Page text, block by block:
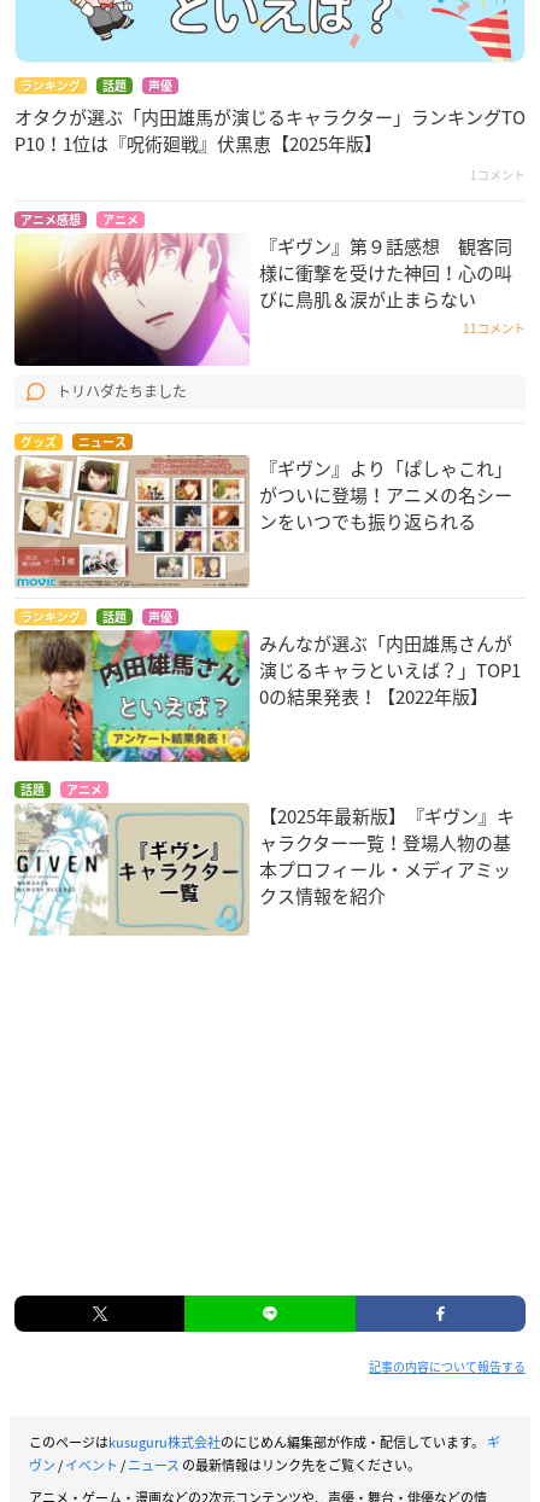
ランキング 話題 声優
オタクが選ぶ「内田雄馬が演じるキャラクター」ランキングTO
P10！1位は『呪術廻戦』伏黒恵【2025年版】
1コメント
アニメ感想 アニメ
『ギヴン』第９話感想 観客同
様に衝撃を受けた神回！心の叫
びに鳥肌＆涙が止まらない
11コメント
トリハダたちました
グッズ ニュース
『ギヴン』より「ぱしゃこれ」
がついに登場！アニメの名シー
ンをいつでも振り返られる
ランキング 話題 声優
みんなが選ぶ「内田雄馬さんが
演じるキャラといえば？」TOP1
0の結果発表！【2022年版】
話題 アニメ
【2025年最新版】『ギヴン』キ
ャラクター一覧！登場人物の基
本プロフィール・メディアミッ
クス情報を紹介
記事の内容について報告する
このページはkusuguru株式会社のにじめん編集部が作成・配信しています。 ギ
ヴン/イベント /ニュース の最新情報はリンク先をご覧ください。